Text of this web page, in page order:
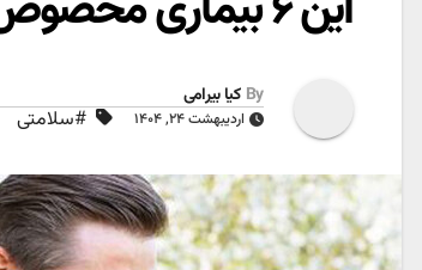
By کیا بیرامی
اردیبهشت ۲۴, ۱۴۰۴ #سلامتی